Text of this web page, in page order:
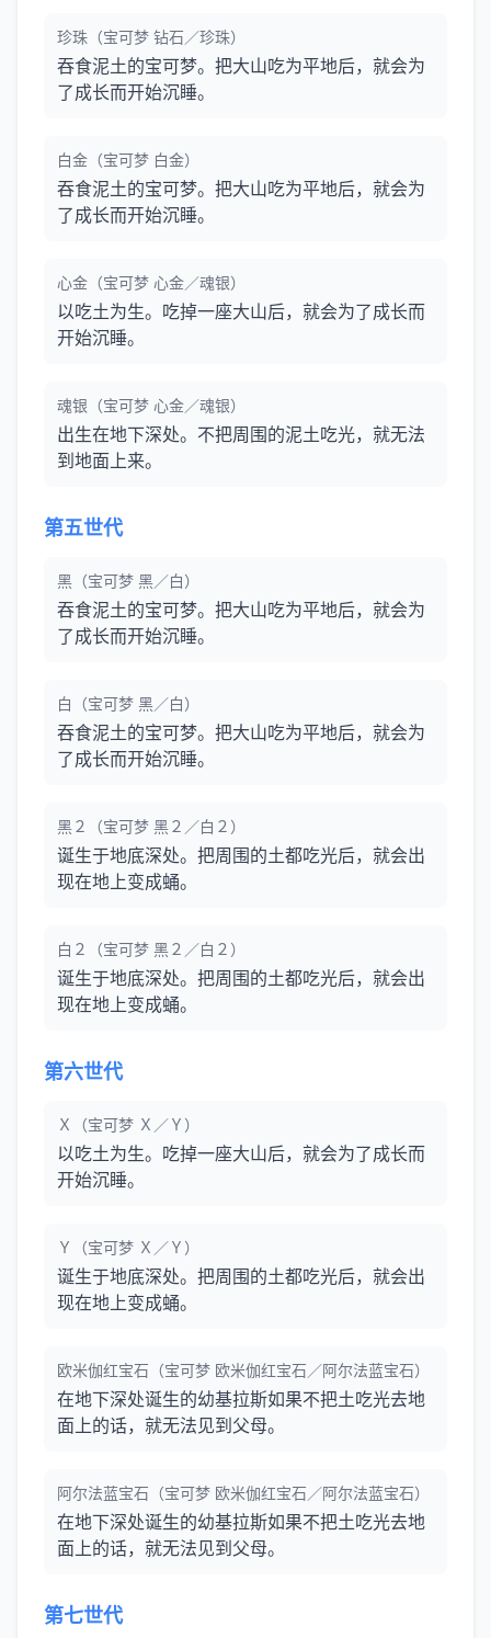
珍珠（宝可梦 钻石／珍珠）
吞食泥土的宝可梦。把大山吃为平地后，就会为
了成长而开始沉睡。
白金（宝可梦 白金）
吞食泥土的宝可梦。把大山吃为平地后，就会为
了成长而开始沉睡。
心金（宝可梦 心金／魂银）
以吃土为生。吃掉一座大山后，就会为了成长而
开始沉睡。
魂银（宝可梦 心金／魂银）
出生在地下深处。不把周围的泥土吃光，就无法
到地面上来。
第五世代
黑（宝可梦 黑／白）
吞食泥土的宝可梦。把大山吃为平地后，就会为
了成长而开始沉睡。
白（宝可梦 黑／白）
吞食泥土的宝可梦。把大山吃为平地后，就会为
了成长而开始沉睡。
黑２（宝可梦 黑２／白２）
诞生于地底深处。把周围的土都吃光后，就会出
现在地上变成蛹。
白２（宝可梦 黑２／白２）
诞生于地底深处。把周围的土都吃光后，就会出
现在地上变成蛹。
第六世代
Ｘ（宝可梦 Ｘ／Ｙ）
以吃土为生。吃掉一座大山后，就会为了成长而
开始沉睡。
Ｙ（宝可梦 Ｘ／Ｙ）
诞生于地底深处。把周围的土都吃光后，就会出
现在地上变成蛹。
欧米伽红宝石（宝可梦 欧米伽红宝石／阿尔法蓝宝石）
在地下深处诞生的幼基拉斯如果不把土吃光去地
面上的话，就无法见到父母。
阿尔法蓝宝石（宝可梦 欧米伽红宝石／阿尔法蓝宝石）
在地下深处诞生的幼基拉斯如果不把土吃光去地
面上的话，就无法见到父母。
第七世代